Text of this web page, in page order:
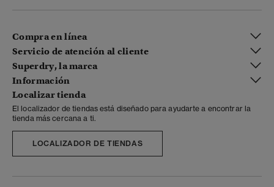
Compra en línea
Servicio de atención al cliente
Superdry, la marca
Información
Localizar tienda
El localizador de tiendas está diseñado para ayudarte a encontrar la
tienda más cercana a ti.
LOCALIZADOR DE TIENDAS